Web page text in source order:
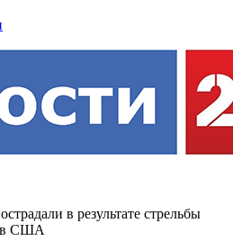
в результате стрельбы
в США